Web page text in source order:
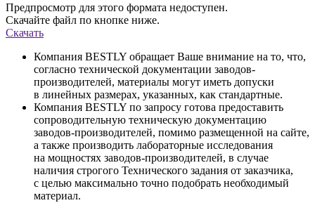
Предпросмотр для этого формата недоступен.
Скачайте файл по кнопке ниже.
Скачать
Компания BESTLY обращает Ваше внимание на то, что,
согласно технической документации заводов-
производителей, материалы могут иметь допуски
в линейных размерах, указанных, как стандартные.
Компания BESTLY по запросу готова предоставить
сопроводительную техническую документацию
заводов-производителей, помимо размещенной на сайте,
а также производить лабораторные исследования
на мощностях заводов-производителей, в случае
наличия строгого Технического задания от заказчика,
с целью максимально точно подобрать необходимый
материал.